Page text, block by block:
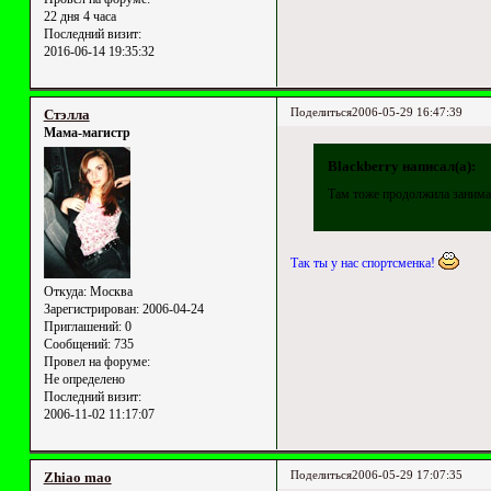
22 дня 4 часа
Последний визит:
2016-06-14 19:35:32
Поделиться2006-05-29 16:47:39
Стэлла
Мама-магистр
Откуда:Москва
Зарегистрирован: 2006-04-24
Приглашений:0
Сообщений:735
Провел на форуме:
Не определено
Последний визит:
2006-11-02 11:17:07
Blackberry написал(а):
Там тоже продолжила
Так ты у нас спортсменка!
Поделиться2006-05-29 17:07:35
Zhiao mao